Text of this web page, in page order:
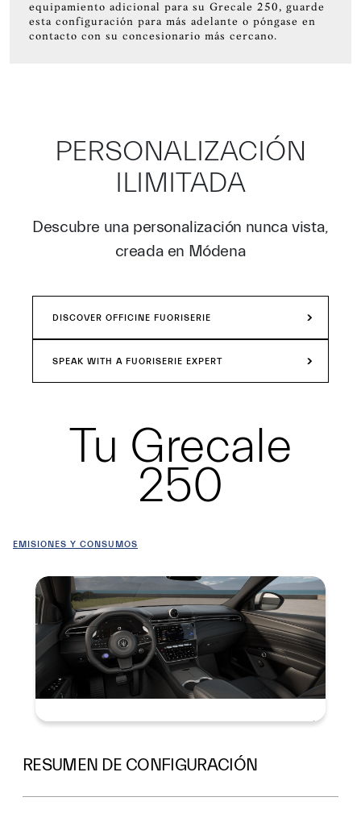
equipamiento adicional para su Grecale 250, guarde
esta configuración para más adelante o póngase en
contacto con su concesionario más cercano.
PERSONALIZACIÓN
ILIMITADA
Descubre una personalización nunca vista,
creada en Módena
DISCOVER OFFICINE FUORISERIE
SPEAK WITH A FUORISERIE EXPERT
Tu Grecale
250
EMISIONES Y CONSUMOS
Resumen
RESUMEN DE CONFIGURACIÓN